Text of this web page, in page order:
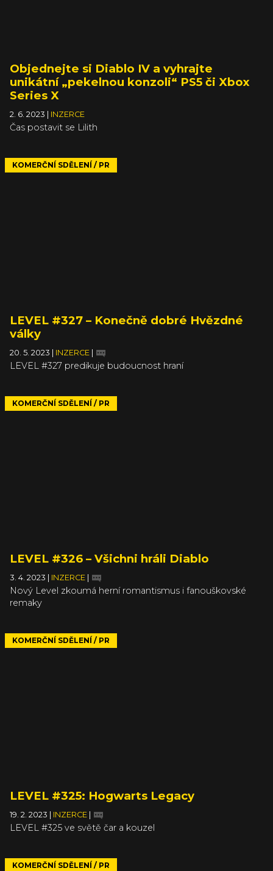
Objednejte si Diablo IV a vyhrajte
unikátní „pekelnou konzoli“ PS5 či Xbox
Series X
2. 6. 2023 INZERCE
Čas postavit se Lilith
KOMERČNÍ SDĚLENÍ / PR
LEVEL #327 – Konečně dobré Hvězdné
války
20. 5. 2023 INZERCE
LEVEL #327 predikuje budoucnost hraní
KOMERČNÍ SDĚLENÍ / PR
LEVEL #326 – Všichni hráli Diablo
3. 4. 2023 INZERCE
Nový Level zkoumá herní romantismus i fanouškovské
remaky
KOMERČNÍ SDĚLENÍ / PR
LEVEL #325: Hogwarts Legacy
19. 2. 2023 INZERCE
LEVEL #325 ve světě čar a kouzel
KOMERČNÍ SDĚLENÍ / PR